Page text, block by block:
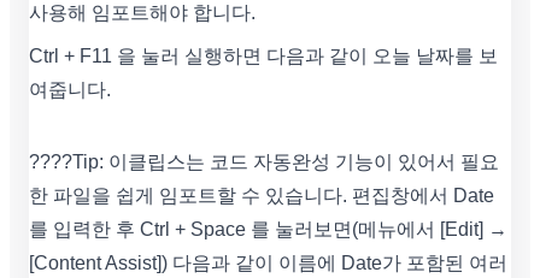
사용해 임포트해야 합니다.
Ctrl + F11 을 눌러 실행하면 다음과 같이 오늘 날짜를 보
여줍니다.
????Tip: 이클립스는 코드 자동완성 기능이 있어서 필요
한 파일을 쉽게 임포트할 수 있습니다. 편집창에서 Date
를 입력한 후 Ctrl + Space 를 눌러보면(메뉴에서 [Edit] →
[Content Assist]) 다음과 같이 이름에 Date가 포함된 여러